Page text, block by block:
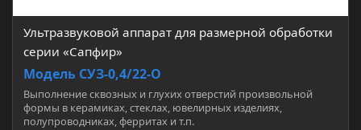
Ультразвуковой аппарат для размерной обработки
серии «Сапфир»
Модель СУЗ-0,4/22-О
Выполнение сквозных и глухих отверстий произвольной
формы в керамиках, стеклах, ювелирных изделиях,
полупроводниках, ферритах и т.п.